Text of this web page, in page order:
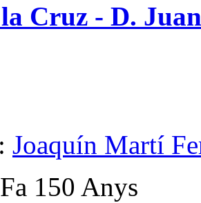
Cruz - D.
Joaquín Martí
150 Anys